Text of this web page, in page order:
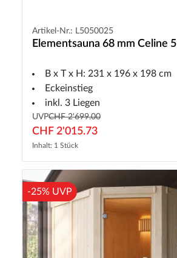
Artikel-Nr.: L5050025
Elementsauna 68 mm Celine 5
B x T x H: 231 x 196 x 198 cm
Eckeinstieg
inkl. 3 Liegen
UVPCHF 2'699.00
CHF 2'015.73
Inhalt: 1 Stück
-25% UVP